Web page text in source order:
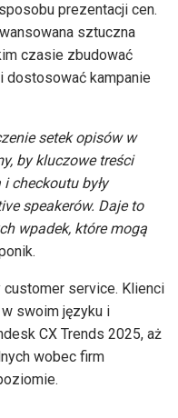
prezentacji cen.
sztuczna
czasie zbudować
dostosować kampanie
setek opisów w
by kluczowe treści
checkoutu były
speakerów. Daje to
wpadek, które mogą
service. Klienci
swoim języku i
CX Trends 2025, aż
wobec firm